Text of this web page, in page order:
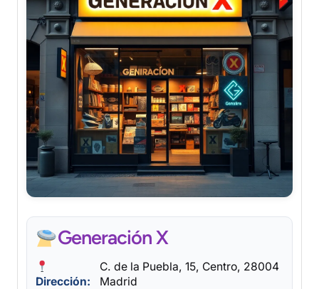
Generación X
Dirección:
C. de la Puebla, 15, Centro, 28004
Madrid